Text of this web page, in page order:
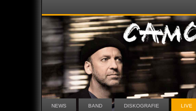
NEWS BAND DISKOGRAFIE LIVE